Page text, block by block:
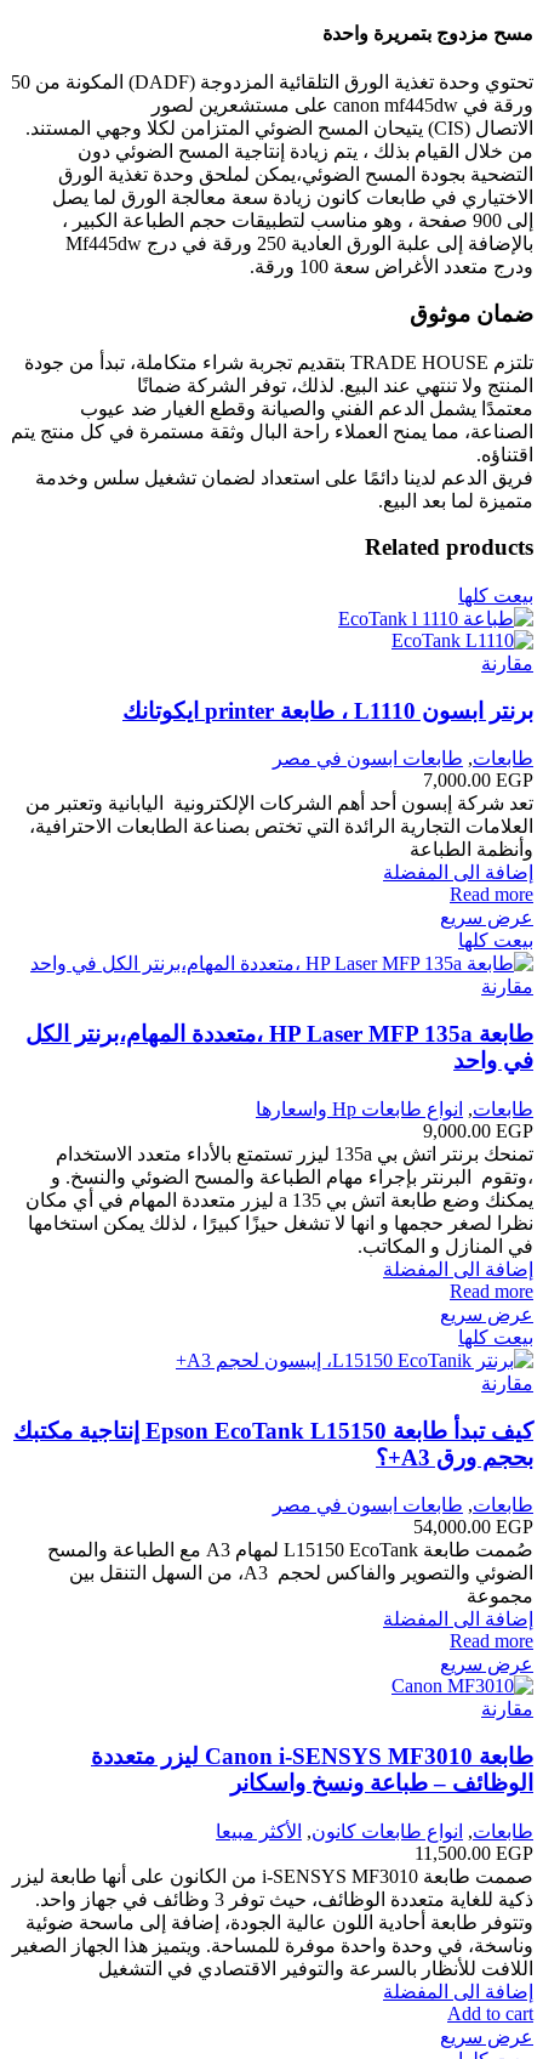
مسح مزدوج بتمريرة واحدة
تحتوي وحدة تغذية الورق التلقائية المزدوجة (DADF) المكونة من 50
ورقة في canon mf445dw على مستشعرين لصور
الاتصال (CIS) يتيحان المسح الضوئي المتزامن لكلا وجهي المستند.
من خلال القيام بذلك ، يتم زيادة إنتاجية المسح الضوئي دون
التضحية بجودة المسح الضوئي،يمكن لملحق وحدة تغذية الورق
الاختياري في طابعات كانون زيادة سعة معالجة الورق لما يصل
إلى 900 صفحة ، وهو مناسب لتطبيقات حجم الطباعة الكبير ،
بالإضافة إلى علبة الورق العادية 250 ورقة في درج Mf445dw
ودرج متعدد الأغراض سعة 100 ورقة.
ضمان موثوق
تلتزم TRADE HOUSE بتقديم تجربة شراء متكاملة، تبدأ من جودة
المنتج ولا تنتهي عند البيع. لذلك، توفر الشركة ضمانًا
معتمدًا يشمل الدعم الفني والصيانة وقطع الغيار ضد عيوب
الصناعة، مما يمنح العملاء راحة البال وثقة مستمرة في كل منتج يتم
اقتناؤه.
فريق الدعم لدينا دائمًا على استعداد لضمان تشغيل سلس وخدمة
متميزة لما بعد البيع.
Related products
بيعت كلها
مقارنة
برنتر ابسون L1110 ، طابعة printer ايكوتانك
طابعات, طابعات ابسون في مصر
7,000.00 EGP
تعد شركة إبسون أحد أهم الشركات الإلكترونية اليابانية وتعتبر من
العلامات التجارية الرائدة التي تختص بصناعة الطابعات الاحترافية،
وأنظمة الطباعة
إضافة الى المفضلة
Read more
عرض سريع
بيعت كلها
مقارنة
طابعة HP Laser MFP 135a ،متعددة المهام،برنتر الكل
في واحد
طابعات, انواع طابعات Hp واسعارها
9,000.00 EGP
تمنحك برنتر اتش بي 135a ليزر تستمتع بالأداء متعدد الاستخدام
،وتقوم البرنتر بإجراء مهام الطباعة والمسح الضوئي والنسخ. و
يمكنك وضع طابعة اتش بي 135 a ليزر متعددة المهام في أي مكان
نظرا لصغر حجمها و انها لا تشغل حيزًا كبيرًا ، لذلك يمكن استخامها
في المنازل و المكاتب.
إضافة الى المفضلة
Read more
عرض سريع
بيعت كلها
مقارنة
كيف تبدأ طابعة Epson EcoTank L15150 إنتاجية مكتبك
بحجم ورق A3+؟
طابعات, طابعات ابسون في مصر
54,000.00 EGP
صُممت طابعة L15150 EcoTank لمهام A3 مع الطباعة والمسح
الضوئي والتصوير والفاكس لحجم A3 ‎، من السهل التنقل بين
مجموعة
إضافة الى المفضلة
Read more
عرض سريع
مقارنة
طابعة Canon i-SENSYS MF3010 ليزر متعددة
الوظائف – طباعة ونسخ واسكانر
طابعات, انواع طابعات كانون, الأكثر مبيعا
11,500.00 EGP
صممت طابعة i-SENSYS MF3010 من الكانون على أنها طابعة ليزر
ذكية للغاية متعددة الوظائف، حيث توفر 3 وظائف في جهاز واحد.
وتتوفر طابعة أحادية اللون عالية الجودة، إضافة إلى ماسحة ضوئية
وناسخة، في وحدة واحدة موفرة للمساحة. ويتميز هذا الجهاز الصغير
اللافت للأنظار بالسرعة والتوفير الاقتصادي في التشغيل
إضافة الى المفضلة
Add to cart
عرض سريع